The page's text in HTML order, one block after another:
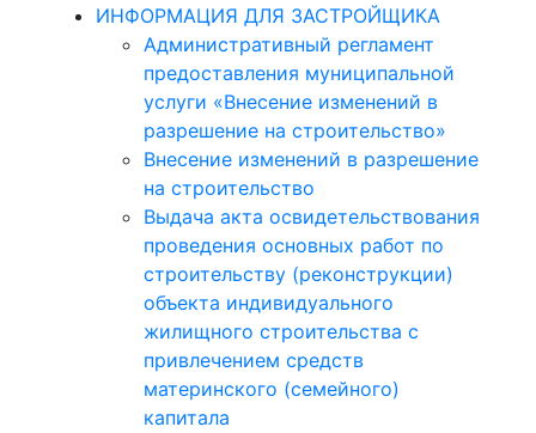
ИНФОРМАЦИЯ ДЛЯ ЗАСТРОЙЩИКА
Административный регламент
предоставления муниципальной
услуги «Внесение изменений в
разрешение на строительство»
Внесение изменений в разрешение
на строительство
Выдача акта освидетельствования
проведения основных работ по
строительству (реконструкции)
объекта индивидуального
жилищного строительства с
привлечением средств
материнского (семейного)
капитала